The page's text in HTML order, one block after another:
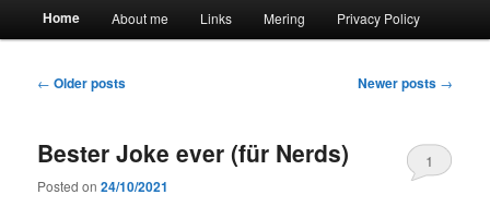
Home About me Links Mering Privacy Policy
Post
← Older posts Newer posts →
Bester Joke ever (für Nerds)
Posted on24/10/2021
1